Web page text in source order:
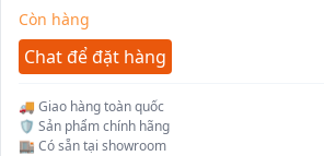
Còn hàng
Chat để đặt hàng
🚚 Giao hàng toàn quốc
🛡️ Sản phẩm chính hãng
🏬 Có sẵn tại showroom